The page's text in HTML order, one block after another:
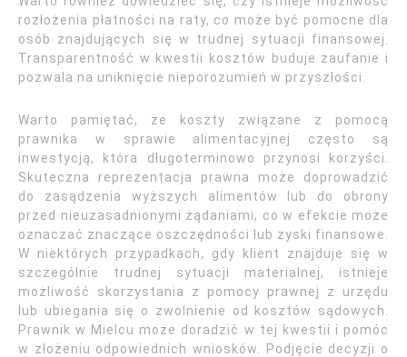
rozłożenia płatności na raty, co może być pomocne dla
osób znajdujących się w trudnej sytuacji finansowej.
Transparentność w kwestii kosztów buduje zaufanie i
pozwala na uniknięcie nieporozumień w przyszłości.
Warto pamiętać, że koszty związane z pomocą
prawnika w sprawie alimentacyjnej często są
inwestycją, która długoterminowo przynosi korzyści.
Skuteczna reprezentacja prawna może doprowadzić
do zasądzenia wyższych alimentów lub do obrony
przed nieuzasadnionymi żądaniami, co w efekcie może
oznaczać znaczące oszczędności lub zyski finansowe.
W niektórych przypadkach, gdy klient znajduje się w
szczególnie trudnej sytuacji materialnej, istnieje
możliwość skorzystania z pomocy prawnej z urzędu
lub ubiegania się o zwolnienie od kosztów sądowych.
Prawnik w Mielcu może doradzić w tej kwestii i pomóc
w złożeniu odpowiednich wniosków. Podjęcie decyzji o